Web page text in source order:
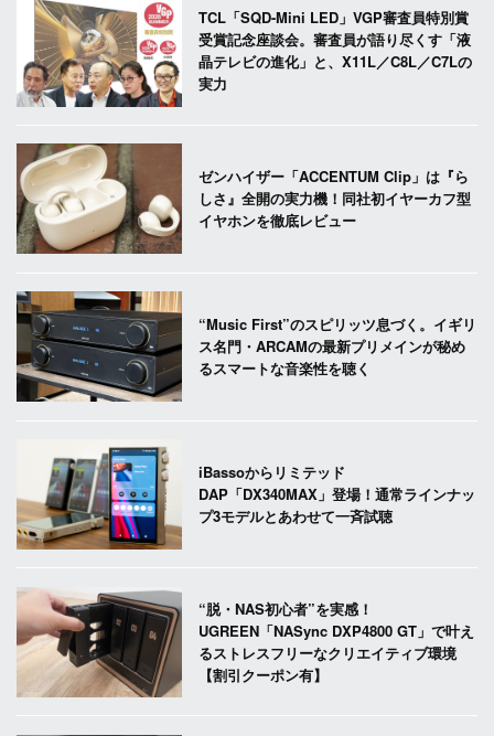
TCL「SQD-Mini LED」VGP審査員特別賞
受賞記念座談会。審査員が語り尽くす「液
晶テレビの進化」と、X11L／C8L／C7Lの
実力
ゼンハイザー「ACCENTUM Clip」は『ら
しさ』全開の実力機！同社初イヤーカフ型
イヤホンを徹底レビュー
“Music First”のスピリッツ息づく。イギリ
ス名門・ARCAMの最新プリメインが秘め
るスマートな音楽性を聴く
iBassoからリミテッド
DAP「DX340MAX」登場！通常ラインナッ
プ3モデルとあわせて一斉試聴
“脱・NAS初心者”を実感！
UGREEN「NASync DXP4800 GT」で叶え
るストレスフリーなクリエイティブ環境
【割引クーポン有】